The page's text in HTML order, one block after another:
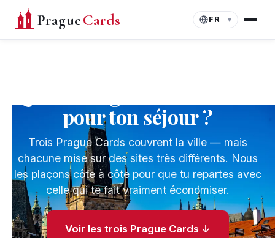
PragueCards Langue ▾
pour ton séjour ?
Trois Prague Cards couvrent la ville — mais
chacune mise sur des sites très différents. Nous
les plaçons côte à côte pour que tu repartes avec
celle qui te fait vraiment économiser.
Voir les trois Prague Cards ↓